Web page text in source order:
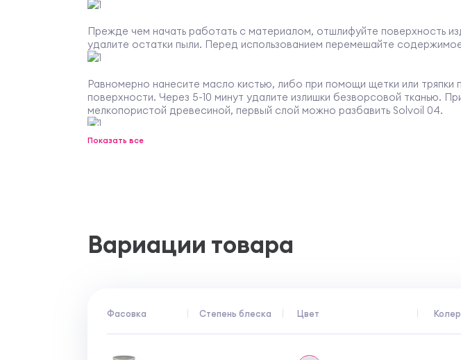
Прежде чем начать работать с материалом, отшлифуйте поверхность
удалите остатки пыли. Перед использованием перемешайте
Равномерно нанесите масло кистью, либо при помощи щетки или тряпки
поверхности. Через 5-10 минут удалите излишки безворсовой тканью.
мелкопористой древесиной, первый слой можно разбавить Solvoil 04.
Показать все
Вариации товара
Фасовка Степень блеска Цвет